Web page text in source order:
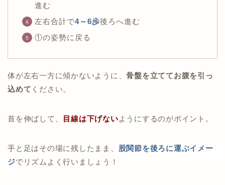
進む
左右合計で4～6歩後ろへ進む
①の姿勢に戻る
体が左右一方に傾かないように、骨盤を立ててお腹を引っ
込めて ください。
首を伸ばして、 目線は下げないようにするのがポイント。
手と足はその場に残したまま、 股関節を後ろに運ぶイメー
ジでリズムよく行いましょう！